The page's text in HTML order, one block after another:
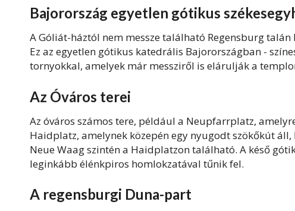
Bajorország egyetlen gótikus
A Góliát-háztól nem messze található Regensburg
Ez az egyetlen gótikus katedrális Bajorországban -
tornyokkal, amelyek már messziről is elárulják a
Az Óváros terei
Az óváros számos tere, például a Neupfarrplatz,
Haidplatz, amelynek közepén egy nyugodt szökőkút
Neue Waag szintén a Haidplatzon található. A késő
leginkább élénkpiros homlokzatával tűnik fel.
A regensburgi Duna-part